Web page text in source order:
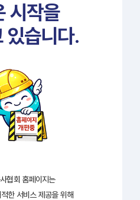
시작을
있습니다.
협회 홈페이지는
한 서비스 제공을 위해